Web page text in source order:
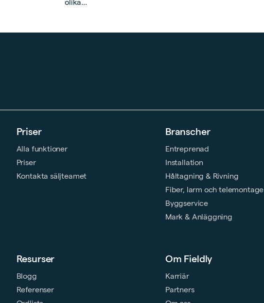
olika...
Priser
Alla funktioner
Priser
Kontakta säljteamet
Branscher
Entreprenad
Installation
Håltagning & Rivning
Fiber, larm och telemontage
Byggservice
Mark & Anläggning
Resurser
Blogg
Referenser
Om Fieldly
Karriär
Partners